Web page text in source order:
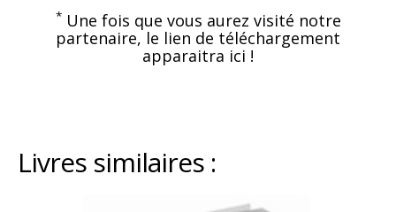
*Une fois que vous aurez visité notre
partenaire, le lien de téléchargement
apparaitra ici !
Livres similaires :